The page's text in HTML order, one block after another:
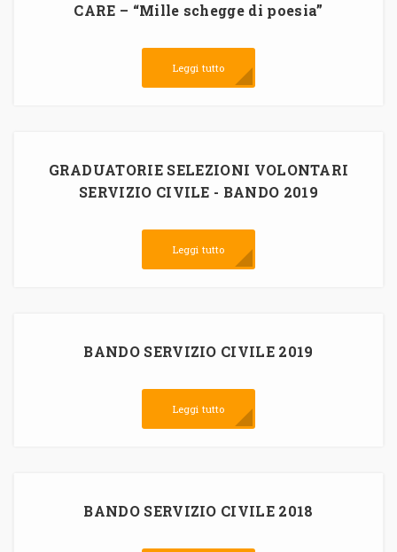
CARE – “Mille schegge di poesia”
Leggi tutto
GRADUATORIE SELEZIONI VOLONTARI
SERVIZIO CIVILE - BANDO 2019
Leggi tutto
BANDO SERVIZIO CIVILE 2019
Leggi tutto
BANDO SERVIZIO CIVILE 2018